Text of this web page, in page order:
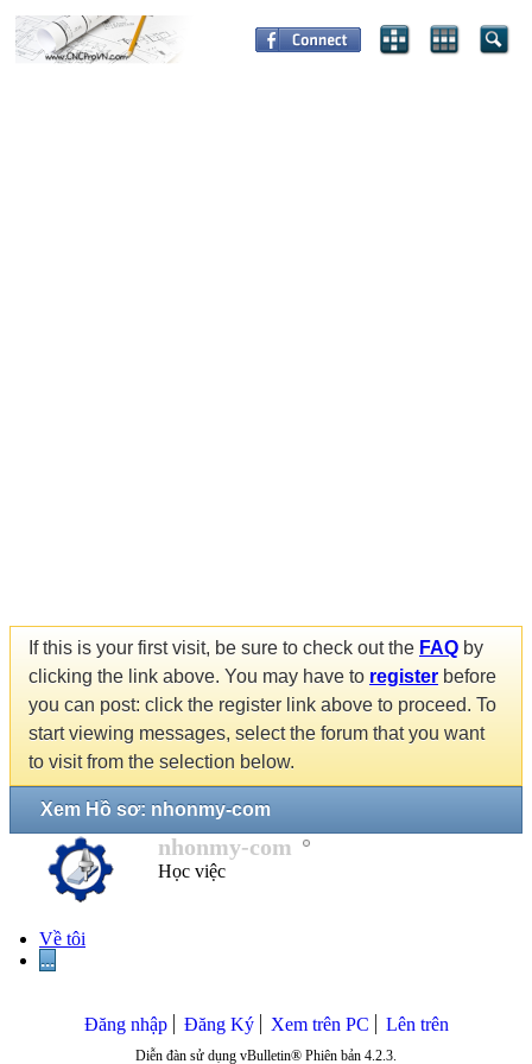
If this is your first visit, be sure to check out the FAQ by
clicking the link above. You may have to register before
you can post: click the register link above to proceed. To
start viewing messages, select the forum that you want
to visit from the selection below.
Xem Hồ sơ: nhonmy-com
nhonmy-com
Học việc
Về tôi
...
Đăng nhập Đăng Ký Xem trên PC Lên trên
Diễn đàn sử dụng vBulletin® Phiên bản 4.2.3.